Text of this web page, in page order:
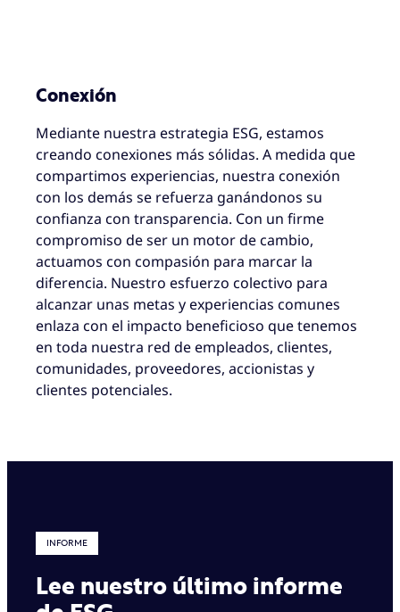
Conexión
Mediante nuestra estrategia ESG, estamos
creando conexiones más sólidas. A medida que
compartimos experiencias, nuestra conexión
con los demás se refuerza ganándonos su
confianza con transparencia. Con un firme
compromiso de ser un motor de cambio,
actuamos con compasión para marcar la
diferencia. Nuestro esfuerzo colectivo para
alcanzar unas metas y experiencias comunes
enlaza con el impacto beneficioso que tenemos
en toda nuestra red de empleados, clientes,
comunidades, proveedores, accionistas y
clientes potenciales.
INFORME
Lee nuestro último informe